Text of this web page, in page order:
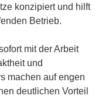
konzipiert und hilft
Betrieb.
mit der Arbeit
und
machen auf engen
deutlichen Vorteil